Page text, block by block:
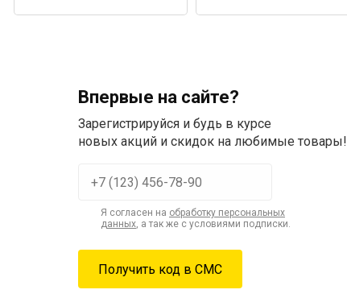
Впервые на сайте?
Зарегистрируйся и будь в курсе
новых акций и скидок на любимые товары!
Я согласен на обработку персональных
данных, а так же с условиями подписки.